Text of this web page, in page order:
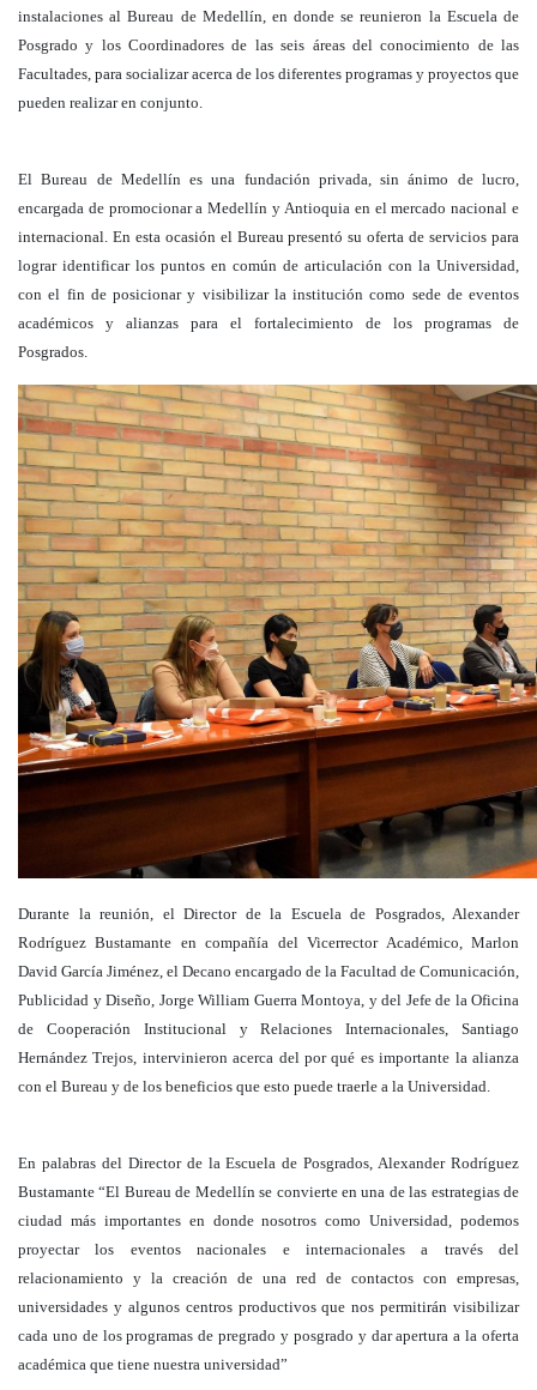
instalaciones al Bureau de Medellín, en donde se reunieron la Escuela de
Posgrado y los Coordinadores de las seis áreas del conocimiento de las
Facultades, para socializar acerca de los diferentes programas y proyectos que
pueden realizar en conjunto.
El Bureau de Medellín es una fundación privada, sin ánimo de lucro,
encargada de promocionar a Medellín y Antioquia en el mercado nacional e
internacional. En esta ocasión el Bureau presentó su oferta de servicios para
lograr identificar los puntos en común de articulación con la Universidad,
con el fin de posicionar y visibilizar la institución como sede de eventos
académicos y alianzas para el fortalecimiento de los programas de
Posgrados.
Durante la reunión, el Director de la Escuela de Posgrados, Alexander
Rodríguez Bustamante en compañía del Vicerrector Académico, Marlon
David García Jiménez, el Decano encargado de la Facultad de Comunicación,
Publicidad y Diseño, Jorge William Guerra Montoya, y del Jefe de la Oficina
de Cooperación Institucional y Relaciones Internacionales, Santiago
Hernández Trejos, intervinieron acerca del por qué es importante la alianza
con el Bureau y de los beneficios que esto puede traerle a la Universidad.
En palabras del Director de la Escuela de Posgrados, Alexander Rodríguez
Bustamante “El Bureau de Medellín se convierte en una de las estrategias de
ciudad más importantes en donde nosotros como Universidad, podemos
proyectar los eventos nacionales e internacionales a través del
relacionamiento y la creación de una red de contactos con empresas,
universidades y algunos centros productivos que nos permitirán visibilizar
cada uno de los programas de pregrado y posgrado y dar apertura a la oferta
académica que tiene nuestra universidad”